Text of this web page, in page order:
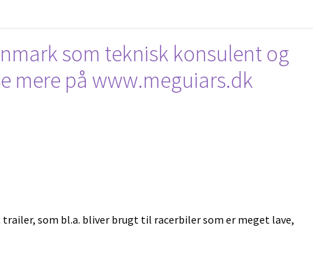
som teknisk konsulent og
mere på www.meguiars.dk
som bl.a. bliver brugt til racerbiler som er meget lave,